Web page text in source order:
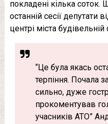
покладені кілька соток.
останній сесії депутати
центрі міста будівельній
“Це була якась
терпіння. Почала
сильно, дуже
прокоментував
учасників АТО”